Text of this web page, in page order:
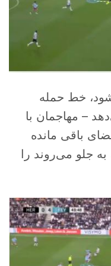
خط حمله
– مهاجمان با
باقی مانده
جلو می‌روند را